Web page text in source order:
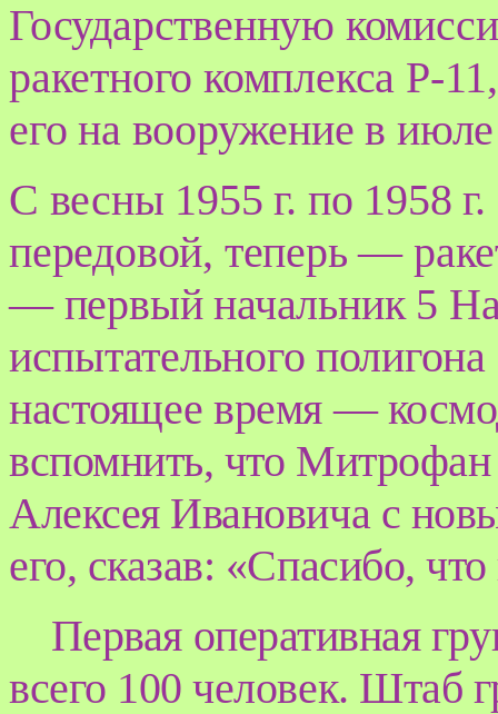
Государственную
ракетного комплекса Р-
его на вооружение в
С весны 1955 г. по 1958
передовой, теперь —
— первый начальник 5
испытательного
настоящеевремя —
вспомнить, что
Алексея Ивановича с
его, сказав: «Спасибо,
Первая оперативная
всего 100 человек. Штаб